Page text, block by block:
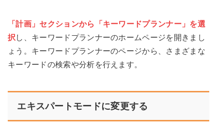
「計画」セクションから「キーワードプランナー」を選
択 し、キーワードプランナーのホームページを開きまし
ょう。キーワードプランナーのページから、さまざまな
キーワードの検索や分析を行えます。
エキスパートモードに変更する